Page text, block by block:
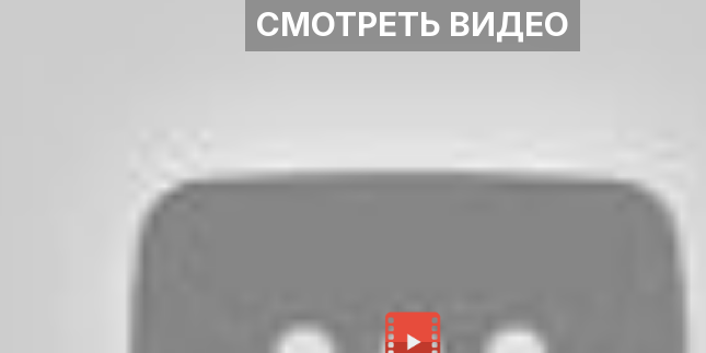
СМОТРЕТЬ ВИДЕО